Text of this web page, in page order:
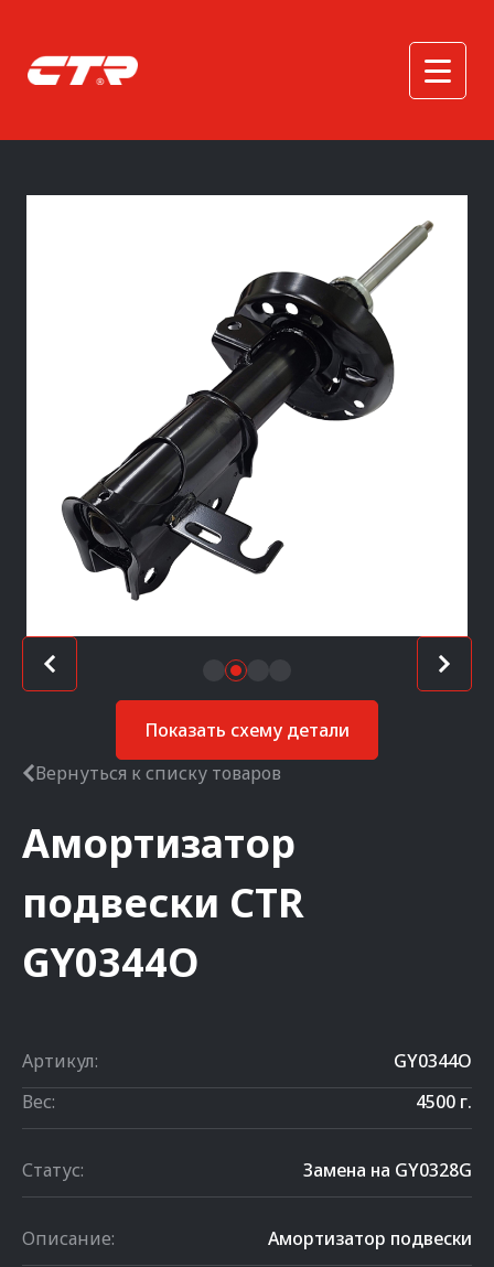
Показать схему детали
Вернуться к списку товаров
Амортизатор
подвески CTR
GY0344O
Артикул:
GY0344O
Вес:
4500 г.
Статус: Замена на GY0328G
Описание: Амортизатор подвески